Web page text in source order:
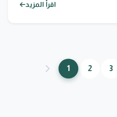
اقرأ المزيد
1 2 3